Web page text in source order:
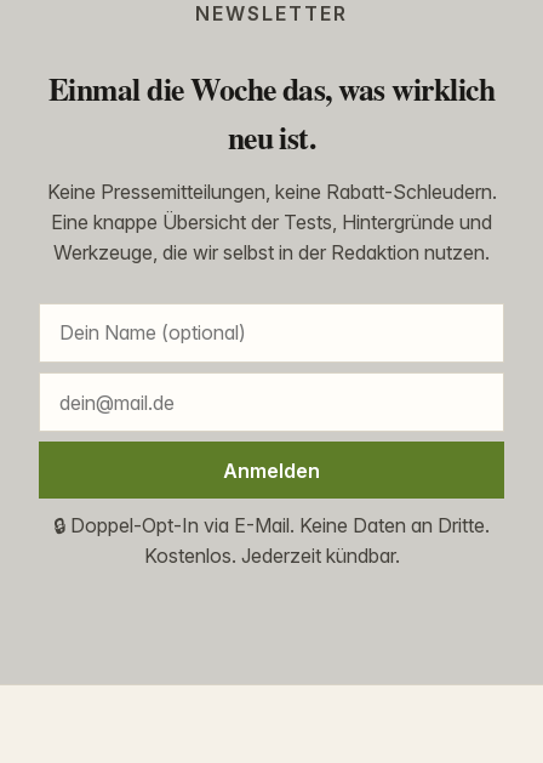
NEWSLETTER
Einmal die Woche das, was wirklich
neu ist.
Keine Pressemitteilungen, keine Rabatt-Schleudern.
Eine knappe Übersicht der Tests, Hintergründe und
Werkzeuge, die wir selbst in der Redaktion nutzen.
Anmelden
🔒 Doppel-Opt-In via E-Mail. Keine Daten an Dritte.
Kostenlos. Jederzeit kündbar.